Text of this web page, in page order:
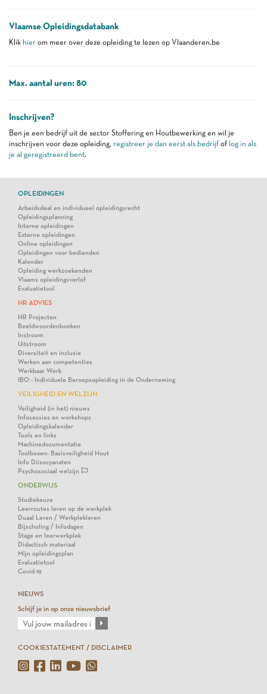
Vlaamse Opleidingsdatabank
Klik hier om meer over deze opleiding te lezen op Vlaanderen.be
Max. aantal uren: 80
Inschrijven?
Ben je een bedrijf uit de sector Stoffering en Houtbewerking en wil je
inschrijven voor deze opleiding, registreer je dan eerst als bedrijf of log in als
je al geregistreerd bent.
OPLEIDINGEN
Arbeidsdeal en individueel opleidingsrecht
Opleidingsplanning
Interne opleidingen
Externe opleidingen
Online opleidingen
Opleidingen voor bedienden
Kalender
Opleiding werkzoekenden
Vlaams opleidingsverlof
Evaluatietool
HR ADVIES
HR Projecten
Beeldwoordenboeken
Instroom
Uitstroom
Diversiteit en inclusie
Werken aan competenties
Werkbaar Werk
IBO - Individuele Beroepsopleiding in de Onderneming
VEILIGHEID EN WELZIJN
Veiligheid (in het) nieuws
Infosessies en workshops
Opleidingskalender
Tools en links
Machinedocumentatie
Toolboxen: Basisveiligheid Hout
Info Diisocyanaten
Psychosociaal welzijn
ONDERWIJS
Studiekeuze
Leerroutes leren op de werkplek
Duaal Leren / Werkplekleren
Bijscholing / Infodagen
Stage en leerwerkplek
Didactisch materiaal
Mijn opleidingsplan
Evaluatietool
Covid-19
NIEUWS
Schijf je in op onze nieuwsbrief
COOKIESTATEMENT / DISCLAIMER